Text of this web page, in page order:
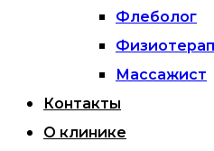
Флеболог
Массажист
Контакты
О клинике